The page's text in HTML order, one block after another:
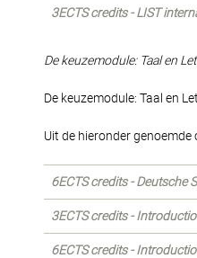
3ECTS credits - LIST
De keuzemodule: Taal en
De keuzemodule: Taal en
Uit de hieronder
6ECTS credits - Deutsche
3ECTS credits -
6ECTS credits -